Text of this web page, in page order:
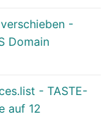
-
Domain
- TASTE-
auf 12